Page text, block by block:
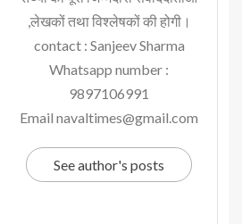
,लेखकों तथा विश्लेषकों की होगी।
contact : Sanjeev Sharma
Whatsapp number :
9897106991
Email navaltimes@gmail.com
See author's posts